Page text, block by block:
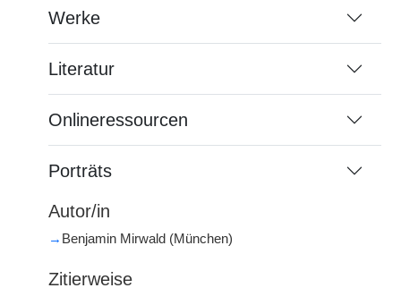
Werke
Literatur
Onlineressourcen
Porträts
Autor/in
→ Benjamin Mirwald (München)
Zitierweise